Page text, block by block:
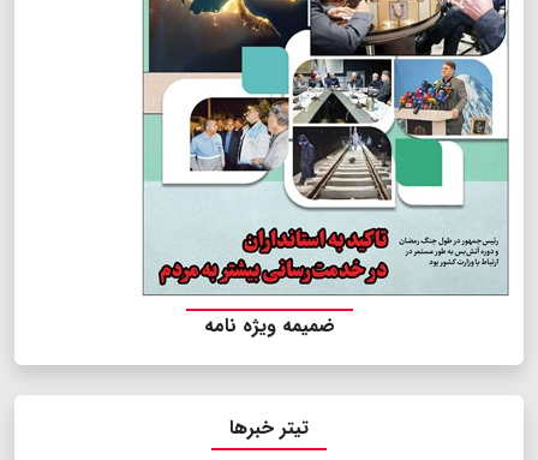
ضمیمه ویژه نامه
تیتر خبرها